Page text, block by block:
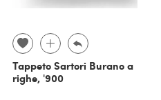
Tappeto Sartori Burano a
righe, '900